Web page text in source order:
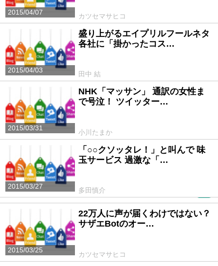
2015/04/07
カツセマサヒコ
2015/04/03
盛り上がるエイプリルフールネタ
各社に「掛かったコス…
田中 結
2015/03/31
NHK「マッサン」 通訳の女性ま
で号泣！ ツイッター…
小川たまか
2015/03/27
「○○クソッタレ！」と叫んで 味
玉サービス 過激な「…
多田慎介
2015/03/25
22万人に声が届くわけではない？
サザエBotのオー…
カツセマサヒコ